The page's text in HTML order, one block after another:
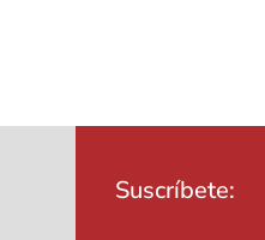
Suscríbete: